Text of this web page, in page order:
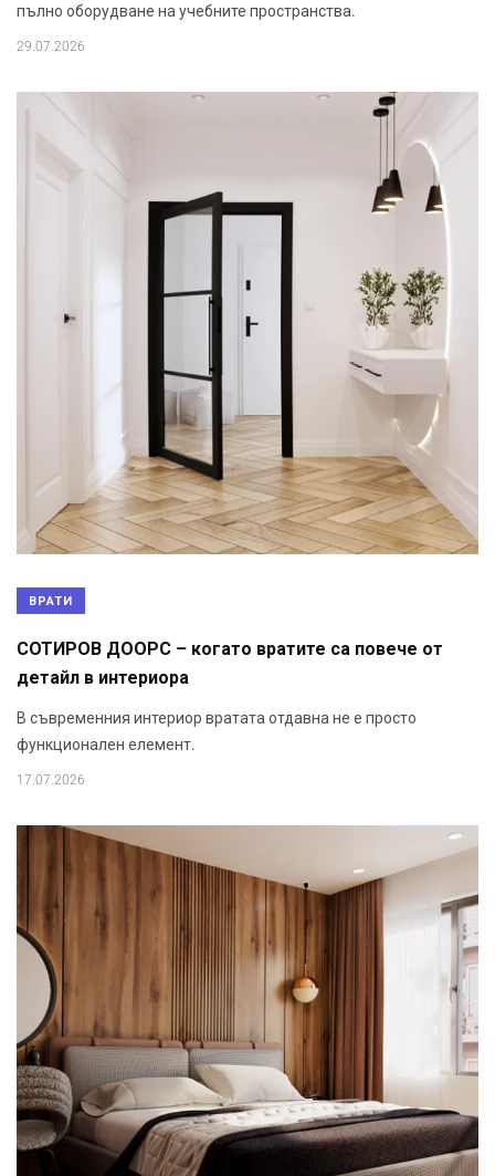
пълно оборудване на учебните пространства.
29.07.2026
ВРАТИ
СОТИРОВ ДООРС – когато вратите са повече от
детайл в интериора
В съвременния интериор вратата отдавна не е просто
функционален елемент.
17.07.2026